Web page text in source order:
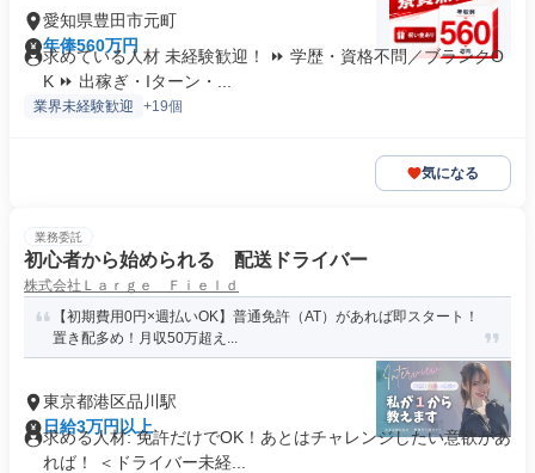
愛知県豊田市元町
年俸560万円
求めている人材 未経験歓迎！ ⏩ 学歴・資格不問／ブランクO
K ⏩ 出稼ぎ・Iターン・...
業界未経験歓迎 +19個
気になる
業務委託
初心者から始められる 配送ドライバー
株式会社Ｌａｒｇｅ Ｆｉｅｌｄ
【初期費用0円×週払いOK】普通免許（AT）があれば即スタート！
置き配多め！月収50万超え...
東京都港区品川駅
日給3万円以上
求める人材: 免許だけでOK！あとはチャレンジしたい意欲があ
れば！ ＜ドライバー未経...